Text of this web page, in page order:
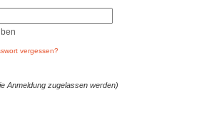
vergessen?
Anmeldung zugelassen werden)